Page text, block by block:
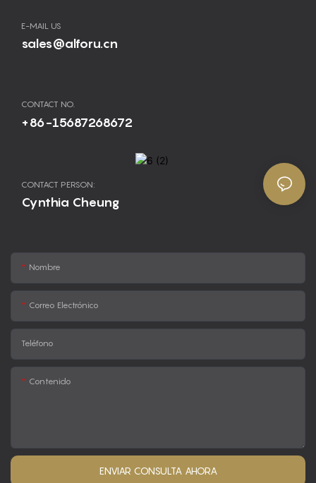
E-MAIL US
sales@alforu.cn
CONTACT NO.
+86-15687268672
CONTACT PERSON:
Cynthia Cheung
Nombre
Correo Electrónico
Teléfono
Contenido
ENVIAR CONSULTA AHORA